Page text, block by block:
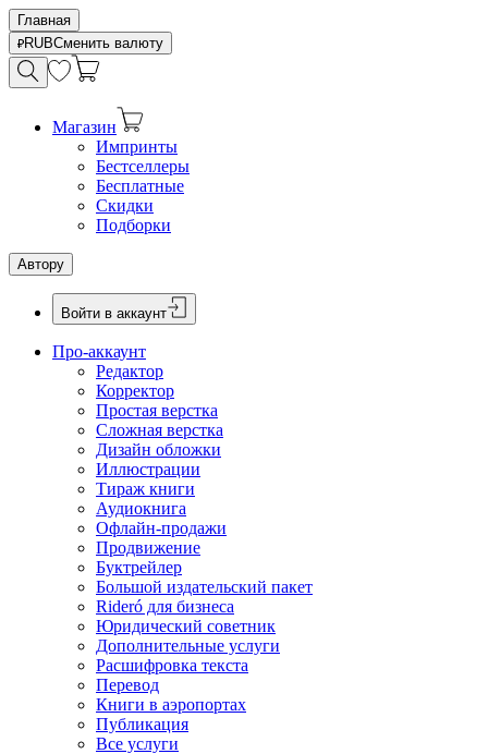
Главная
RUBСменить валюту
Магазин
Импринты
Бестселлеры
Бесплатные
Скидки
Подборки
Автору
Войти в аккаунт
Про-аккаунт
Редактор
Корректор
Простая верстка
Сложная верстка
Дизайн обложки
Иллюстрации
Тираж книги
Аудиокнига
Офлайн-продажи
Продвижение
Буктрейлер
Большой издательский пакет
Rideró для бизнеса
Юридический советник
Дополнительные услуги
Расшифровка текста
Перевод
Книги в аэропортах
Публикация
Все услуги